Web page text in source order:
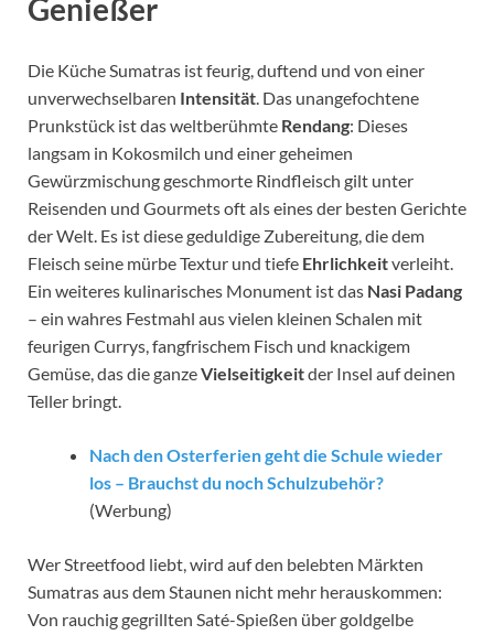
Genießer
Die Küche Sumatras ist feurig, duftend und von einer
unverwechselbaren Intensität. Das unangefochtene
Prunkstück ist das weltberühmte Rendang: Dieses
langsam in Kokosmilch und einer geheimen
Gewürzmischung geschmorte Rindfleisch gilt unter
Reisenden und Gourmets oft als eines der besten Gerichte
der Welt. Es ist diese geduldige Zubereitung, die dem
Fleisch seine mürbe Textur und tiefe Ehrlichkeitverleiht.
Ein weiteres kulinarisches Monument ist das Nasi Padang
– ein wahres Festmahl aus vielen kleinen Schalen mit
feurigen Currys, fangfrischem Fisch und knackigem
Gemüse, das die ganzeVielseitigkeitder Insel auf deinen
Teller bringt.
Nach den Osterferien geht die Schule wieder
los – Brauchst du noch Schulzubehör?
(Werbung)
Wer Streetfood liebt, wird auf den belebten Märkten
Sumatras aus dem Staunen nicht mehr herauskommen:
Von rauchig gegrillten Saté-Spießen über goldgelbe